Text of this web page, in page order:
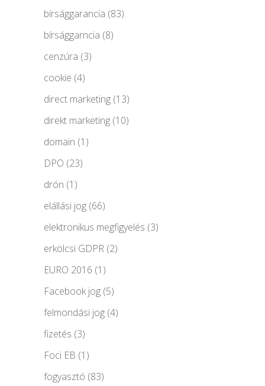
bírsággarancia (83)
bírsággarncia (8)
cenzúra (3)
cookie (4)
direct marketing (13)
direkt marketing (10)
domain (1)
DPO (23)
drón (1)
elállási jog (66)
elektronikus megfigyelés (3)
erkölcsi GDPR (2)
EURO 2016 (1)
Facebook jog (5)
felmondási jog (4)
fizetés (3)
Foci EB (1)
fogyasztó (83)